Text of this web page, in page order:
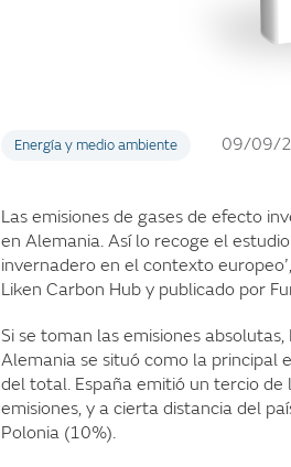
Energía y medio ambiente 09/09/
Las emisiones de gases de efecto
en Alemania. Así lo recoge el
invernadero en el contexto
Liken Carbon Hub y publicado por
Si se toman las emisiones
Alemania se situó como la principal
del total. España emitió un tercio
emisiones, y a cierta distancia del
Polonia (10%).